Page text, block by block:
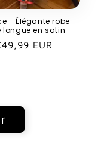
- Élégante robe
longue en satin
EUR